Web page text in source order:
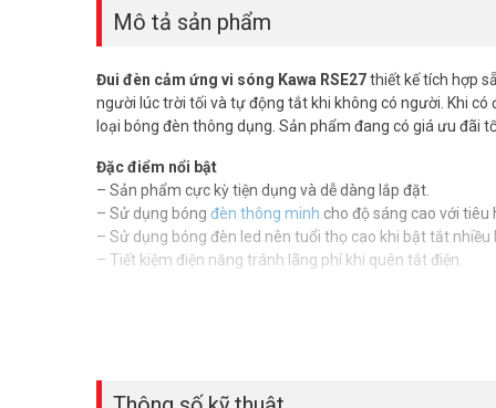
Mô tả sản phẩm
Đui đèn cảm ứng vi sóng Kawa RSE27thiết kế tích hợp
người lúc trời tối và tự động tắt khi không có người. Khi
loại bóng đèn thông dụng. Sản phẩm đang có giá ưu đãi
Đặc điểm nổi bật
– Sản phẩm cực kỳ tiện dụng và dễ dàng lắp đặt.
– Sử dụng bóng đèn thông minh cho độ sáng cao với tiêu
– Sử dụng bóng đèn led nên tuổi thọ cao khi bật tắt nhiều
– Tiết kiệm điện năng tránh lãng phí khi quên tắt điện.
– Bán kính cảm ứng: 3-5mét